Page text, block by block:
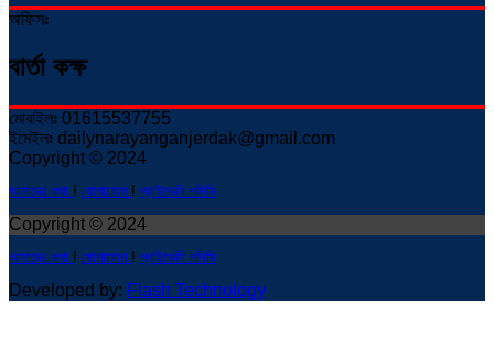
অফিসঃ
বার্তা কক্ষ
মোবাইলঃ 01615537755
ইমেইলঃ dailynarayanganjerdak@gmail.com
Copyright © 2024
আমাদের কথা ! যোগাযোগ ! প্রাইভেসি পলিসি
Copyright © 2024
আমাদের কথা ! যোগাযোগ ! প্রাইভেসি পলিসি
Developed by: Flash Technology